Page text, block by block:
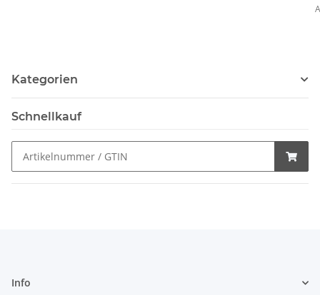
Kategorien
Schnellkauf
Info